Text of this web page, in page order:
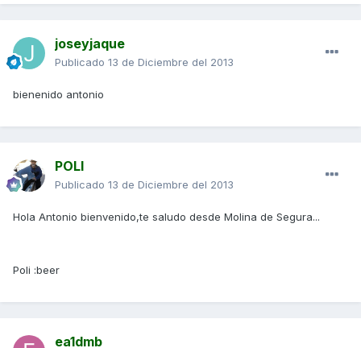
joseyjaque
Publicado 13 de Diciembre del 2013
bienenido antonio
POLI
Publicado 13 de Diciembre del 2013
Hola Antonio bienvenido,te saludo desde Molina de Segura...
Poli :beer
ea1dmb